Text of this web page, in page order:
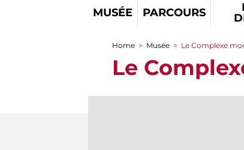
MUSÉE PARCOURS
You are here
Home > Musée > Le Complexe
Le